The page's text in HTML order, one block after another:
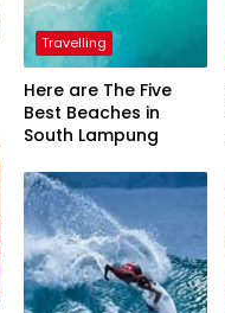
Travelling
Here are The Five
Best Beaches in
South Lampung